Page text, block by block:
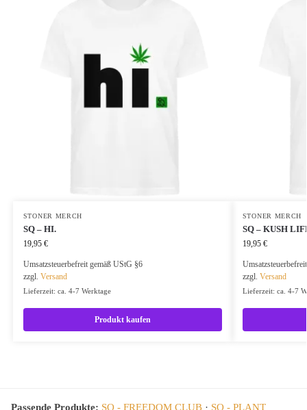
STONER MERCH
SQ – HI.
19,95 €
Umsatzsteuerbefreit gemäß UStG §6
zzgl. Versand
Lieferzeit: ca. 4-7 Werktage
Produkt kaufen
STONER MERCH
SQ – KUSH
19,95 €
zzgl. Versand
Lieferzeit: ca. 4-7
Passende Produkte: SQ - FREEDOM CLUB · SQ - PLANT